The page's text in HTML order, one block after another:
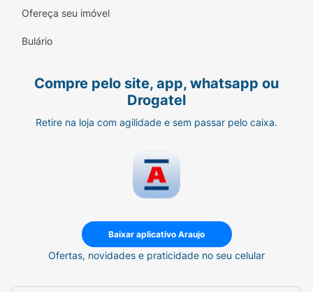
Adicione B12 Metilcobalamina Katigua ao seu
dia a dia e desbloqueie todo seu potencial
com saúde e vitalidade!
Ofereça seu imóvel
Bulário
Compre pelo site, app, whatsapp ou
Drogatel
Retire na loja com agilidade e sem passar pelo caixa.
Baixar aplicativo Araujo
Ofertas, novidades e praticidade no seu celular